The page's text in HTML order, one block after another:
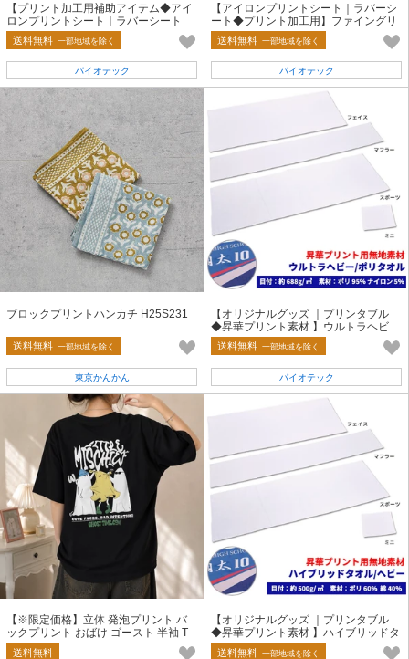
【プリント加工用補助アイテム◆アイ
ロンプリントシート｜ラバーシート
用】スペシャル離型紙
送料無料 一部地域を除く
パイオテック
【アイロンプリントシート｜ラバーシ
ート◆プリント加工用】ファイングリ
ッター50cm幅
送料無料 一部地域を除く
パイオテック
ブロックプリントハンカチ H25S231
送料無料 一部地域を除く
東京かんかん
【オリジナルグッズ ｜プリンタブル
◆昇華プリント素材 】ウルトラヘビ
ー/ポリタオル
送料無料 一部地域を除く
パイオテック
【※限定価格】立体 発泡プリント バ
ックプリント おばけ ゴースト 半袖 T
シャツ ストリート カジュアル
送料無料
【オリジナルグッズ ｜プリンタブル
◆昇華プリント素材 】ハイブリッドタ
オル/ヘビー
送料無料 一部地域を除く